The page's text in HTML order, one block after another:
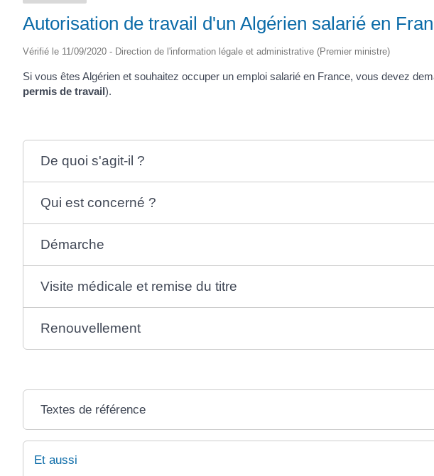
Autorisation de travail d'un Algérien salarié en
Vérifié le 11/09/2020 - Direction de l'information légale et administrative (Premier ministre)
Si vous êtes Algérien et souhaitez occuper un emploi salarié en France, vous devez
permis de travail).
De quoi s'agit-il ?
Qui est concerné ?
Démarche
Visite médicale et remise du titre
Renouvellement
Textes de référence
Et aussi